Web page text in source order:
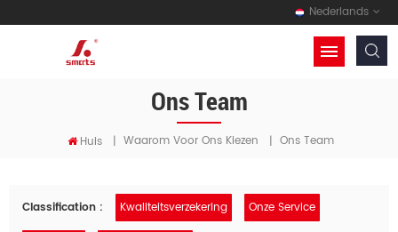
Nederlands
Ons Team
Huis | Waarom Voor Ons Kiezen | Ons Team
Classification : Kwaliteitsverzekering Onze Service